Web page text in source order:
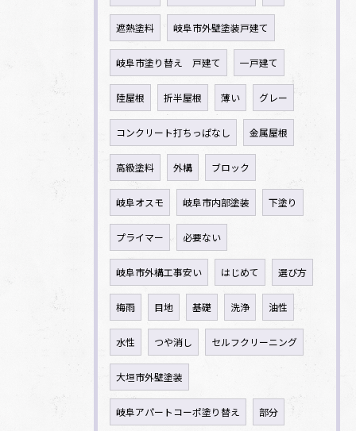
遮熱塗料 岐阜市外壁塗装戸建て
岐阜市塗り替え 戸建て 一戸建て
陸屋根 折半屋根 薄い グレー
コンクリート打ちっぱなし 金属屋根
高級塗料 外構 ブロック
岐阜オスモ 岐阜市内部塗装 下塗り
プライマー 必要ない
岐阜市外構工事安い はじめて 選び方
梅雨 目地 基礎 洗浄 油性
水性 つや消し セルフクリーニング
大垣市外壁塗装
岐阜アパートコーポ塗り替え 部分